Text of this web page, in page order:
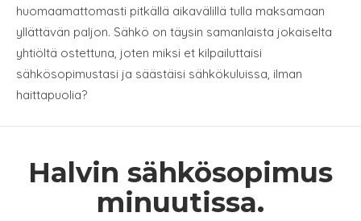
huomaamattomasti pitkällä aikavälillä tulla maksamaan
yllättävän paljon. Sähkö on täysin samanlaista jokaiselta
yhtiöltä ostettuna, joten miksi et kilpailuttaisi
sähkösopimustasi ja säästäisi sähkökuluissa, ilman
haittapuolia?
Halvin sähkösopimus
minuutissa.